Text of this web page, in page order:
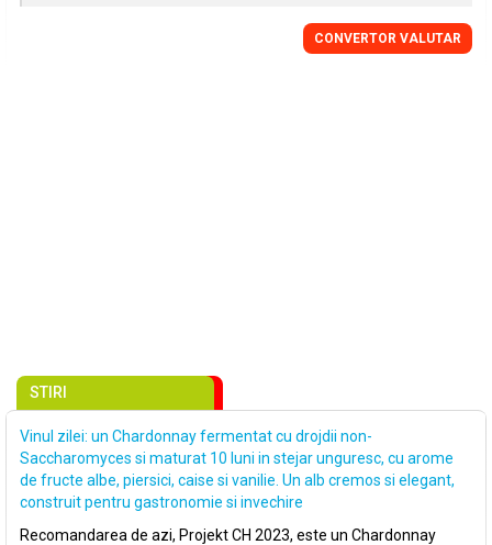
CONVERTOR VALUTAR
STIRI
Vinul zilei: un Chardonnay fermentat cu drojdii non-
Saccharomyces si maturat 10 luni in stejar unguresc, cu arome
de fructe albe, piersici, caise si vanilie. Un alb cremos si elegant,
construit pentru gastronomie si invechire
Recomandarea de azi, Projekt CH 2023, este un Chardonnay